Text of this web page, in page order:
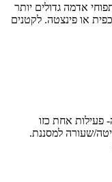
אדמה גדולים יותר
או פינצטה. לקטנים
פעילות אחת כזו
שעורה למסננת.